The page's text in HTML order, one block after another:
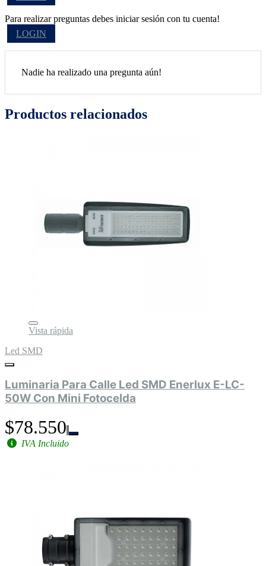
Para realizar preguntas debes iniciar sesión con tu cuenta!
LOGIN
Nadie ha realizado una pregunta aún!
Productos relacionados
Vista rápida
Led SMD
Luminaria Para Calle Led SMD Enerlux E-LC-
50W Con Mini Fotocelda
$78.550
IVA Incluido